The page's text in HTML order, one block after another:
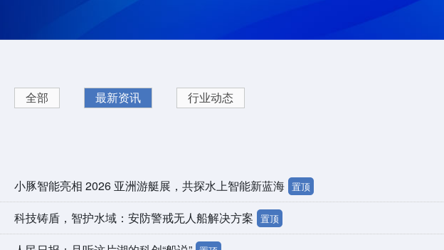
全部 最新资讯 行业动态
小豚智能亮相 2026 亚洲游艇展，共探水上智能新蓝海 置顶
科技铸盾，智护水域：安防警戒无人船解决方案 置顶